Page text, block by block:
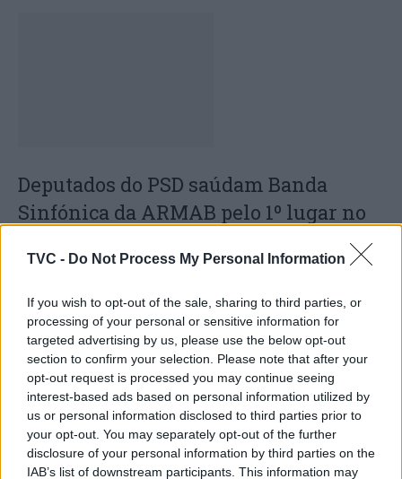
TVC - Do Not Process My Personal Information
If you wish to opt-out of the sale, sharing to third parties, or
processing of your personal or sensitive information for
targeted advertising by us, please use the below opt-out
section to confirm your selection. Please note that after your
opt-out request is processed you may continue seeing
interest-based ads based on personal information utilized by
us or personal information disclosed to third parties prior to
your opt-out. You may separately opt-out of the further
disclosure of your personal information by third parties on the
IAB’s list of downstream participants. This information may
Deputados do PSD saúdam Banda
Sinfónica da ARMAB pelo 1º lugar no
Capacita Jovem de Poiares aproxima
jovens ao mundo do trabalho